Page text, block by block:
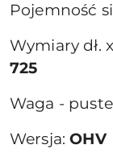
Pojemność
Wymiary dł.
725
Waga -
Wersja:OHV